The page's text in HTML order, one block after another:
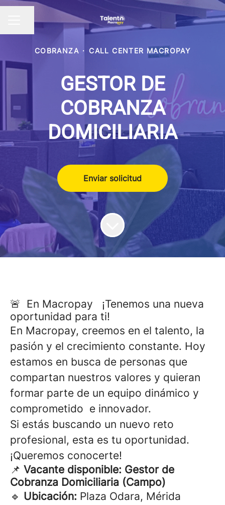
Menú de empleo
Compartir página
COBRANZA · CALL CENTER MACROPAY
GESTOR DE
COBRANZA
DOMICILIARIA
Enviar solicitud
🚨 En Macropay ¡Tenemos una nueva
oportunidad para ti!
En Macropay, creemos en el talento, la
pasión y el crecimiento constante. Hoy
estamos en busca de personas que
compartan nuestros valores y quieran
formar parte de un equipo dinámico y
comprometido e innovador.
Si estás buscando un nuevo reto
profesional, esta es tu oportunidad.
¡Queremos conocerte!
📌 Vacante disponible: Gestor de
Cobranza Domiciliaria (Campo)
🔹 Ubicación: Plaza Odara, Mérida